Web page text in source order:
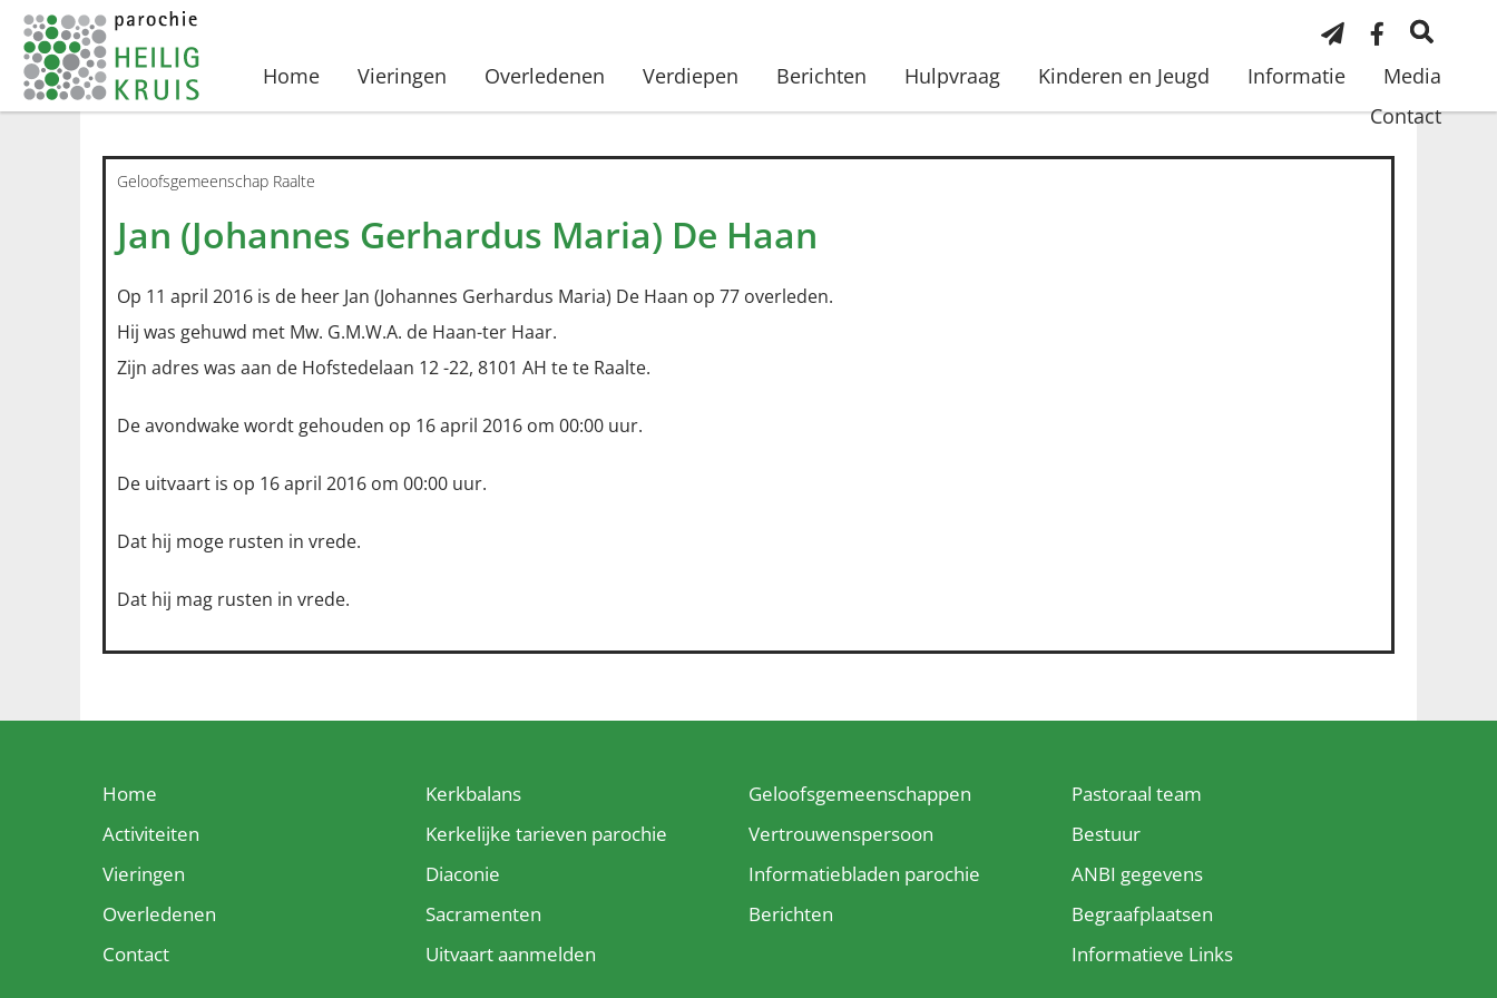
Home Vieringen Overledenen Verdiepen Berichten Hulpvraag Kinderen en Jeugd Informatie
Media
Contact
Geloofsgemeenschap Raalte
Jan (Johannes Gerhardus Maria) De Haan
Op 11 april 2016 is de heer Jan (Johannes Gerhardus Maria) De Haan op 77 overleden.
Hij was gehuwd met Mw. G.M.W.A. de Haan-ter Haar.
Zijn adres was aan de Hofstedelaan 12 -22, 8101 AH te te Raalte.
De avondwake wordt gehouden op 16 april 2016 om 00:00 uur.
De uitvaart is op 16 april 2016 om 00:00 uur.
Dat hij moge rusten in vrede.
Dat hij mag rusten in vrede.
Home
Activiteiten
Vieringen
Overledenen
Contact
Kerkbalans
Kerkelijke tarieven parochie
Diaconie
Sacramenten
Uitvaart aanmelden
Geloofsgemeenschappen
Vertrouwenspersoon
Informatiebladen parochie
Berichten
Pastoraal team
Bestuur
ANBI gegevens
Begraafplaatsen
Informatieve Links